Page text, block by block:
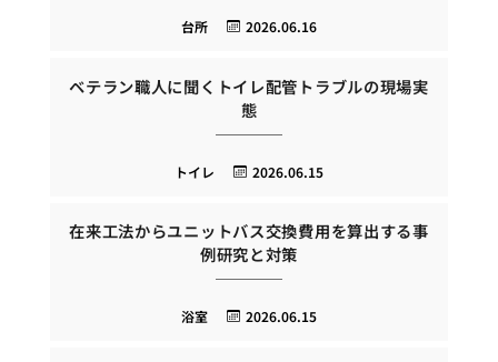
2026.06.16
台所
ベテラン職人に聞くトイレ配管トラブルの現場実
態
2026.06.15
トイレ
在来工法からユニットバス交換費用を算出する事
例研究と対策
2026.06.15
浴室